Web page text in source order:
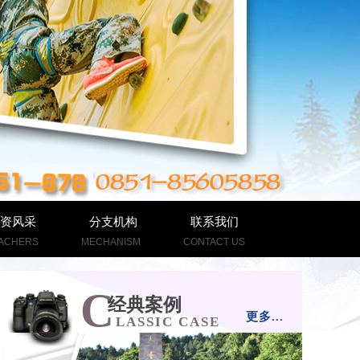
风采 分支机构 联系我们
MECHANISM CONTACT US
CLASSIC CASE
经典案例
更多...